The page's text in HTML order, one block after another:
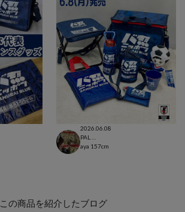
2026.06.08
aya 157cm
この商品を紹介したブログ